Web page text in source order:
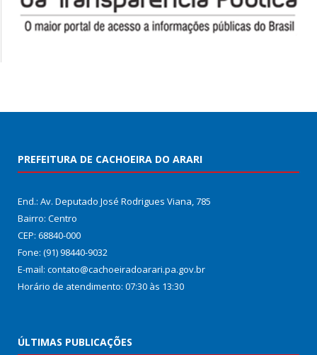
PREFEITURA DE CACHOEIRA DO ARARI
End.: Av. Deputado José Rodrigues Viana, 785
Bairro: Centro
CEP: 68840-000
Fone: (91) 98440-9032
E-mail: contato@cachoeiradoarari.pa.gov.br
Horário de atendimento: 07:30 às 13:30
ÚLTIMAS PUBLICAÇÕES